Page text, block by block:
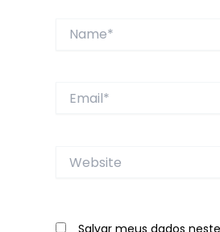
Website
Salvar meus dados